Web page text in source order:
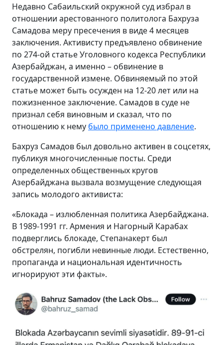
Недавно Сабаильский окружной суд избрал в
отношении арестованного политолога Бахруза
Самадова меру пресечения в виде 4 месяцев
заключения. Активисту предъявлено обвинение
по 274-ой статье Уголовного кодекса Республики
Азербайджан, а именно – обвинение в
государственной измене. Обвиняемый по этой
статье может быть осужден на 12-20 лет или на
пожизненное заключение. Самадов в суде не
признал себя виновным и сказал, что по
отношению к нему было применено давление.
Бахруз Самадов был довольно активен в соцсетях,
публикуя многочисленные посты. Среди
определенных общественных кругов
Азербайджана вызвала возмущение следующая
запись молодого активиста:
«Блокада – излюбленная политика Азербайджана.
В 1989-1991 гг. Армения и Нагорный Карабах
подверглись блокаде, Степанакерт был
обстрелян, погибли невинные люди. Естественно,
пропаганда и национальная идентичность
игнорируют эти факты».